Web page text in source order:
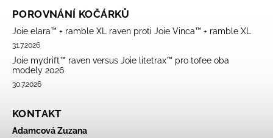
POROVNÁNÍ KOČÁRKŮ
Joie elara™ + ramble XL raven proti Joie Vinca™ + ramble XL
31.7.2026
Joie mydrift™ raven versus Joie litetrax™ pro tofee oba
modely 2026
30.7.2026
KONTAKT
Adamcová Zuzana